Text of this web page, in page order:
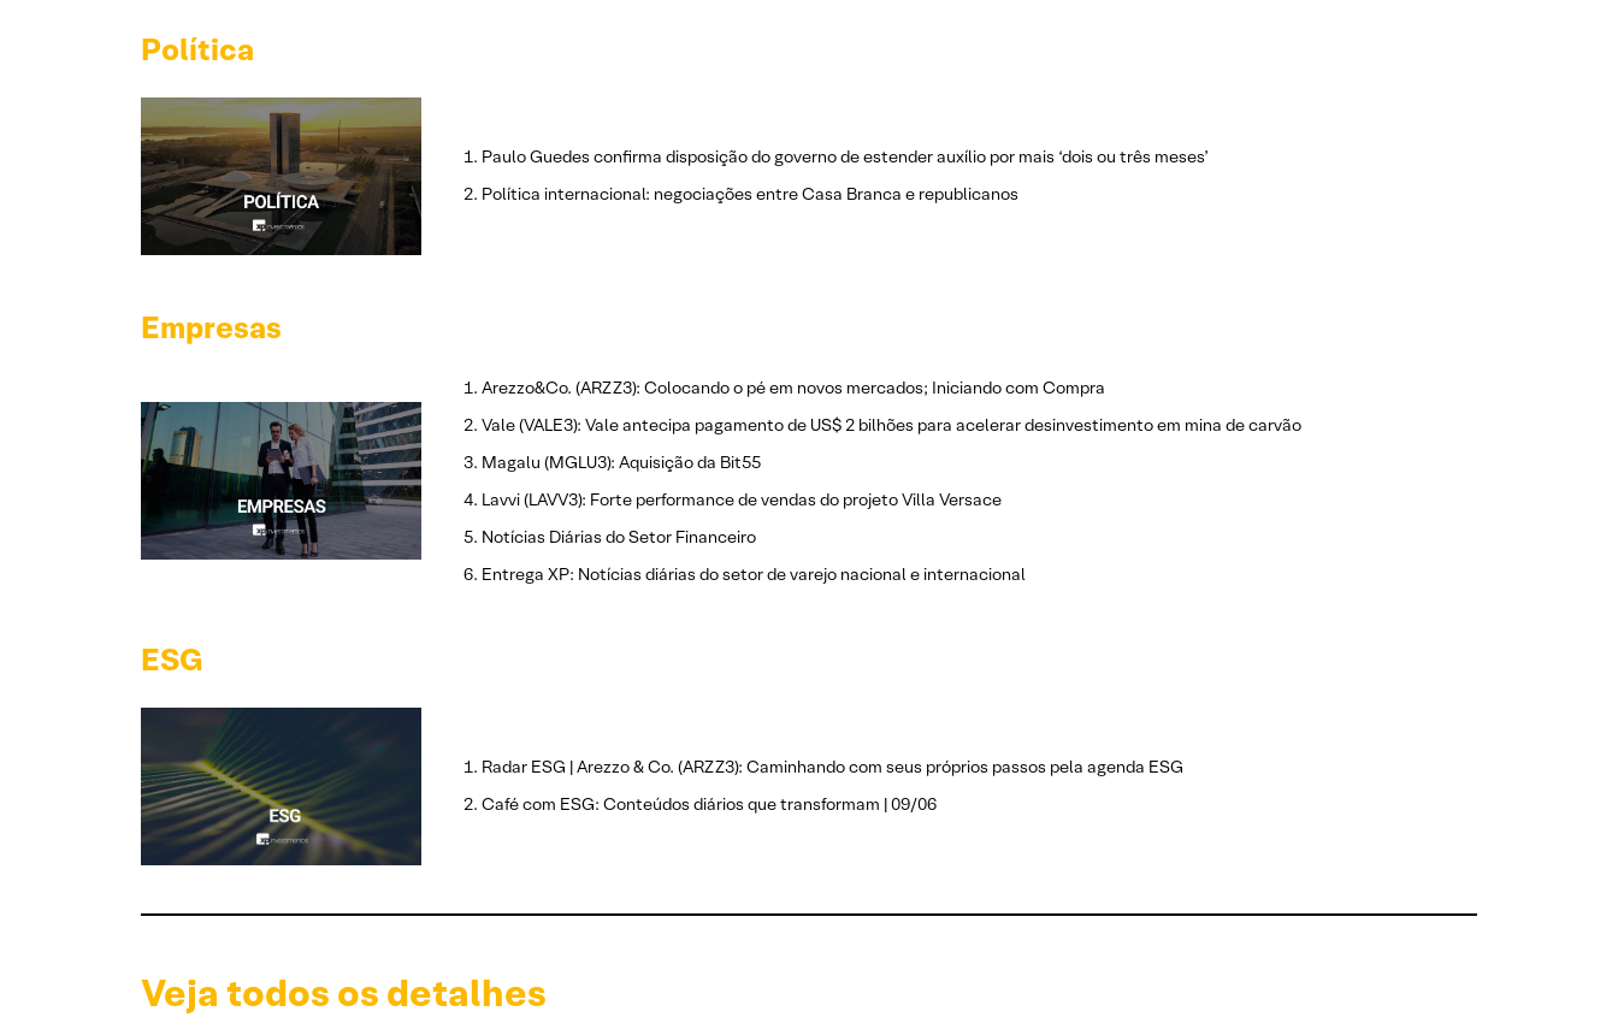
Política
Paulo Guedes confirma disposição do governo de estender auxílio por mais ‘dois ou três meses’
Política internacional: negociações entre Casa Branca e republicanos
Empresas
Arezzo&Co. (ARZZ3): Colocando o pé em novos mercados; Iniciando com Compra
Vale (VALE3): Vale antecipa pagamento de US$ 2 bilhões para acelerar desinvestimento em mina de carvão
Magalu (MGLU3): Aquisição da Bit55
Lavvi (LAVV3): Forte performance de vendas do projeto Villa Versace
Notícias Diárias do Setor Financeiro
Entrega XP: Notícias diárias do setor de varejo nacional e internacional
ESG
Radar ESG | Arezzo & Co. (ARZZ3): Caminhando com seus próprios passos pela agenda ESG
Café com ESG: Conteúdos diários que transformam | 09/06
Veja todos os detalhes